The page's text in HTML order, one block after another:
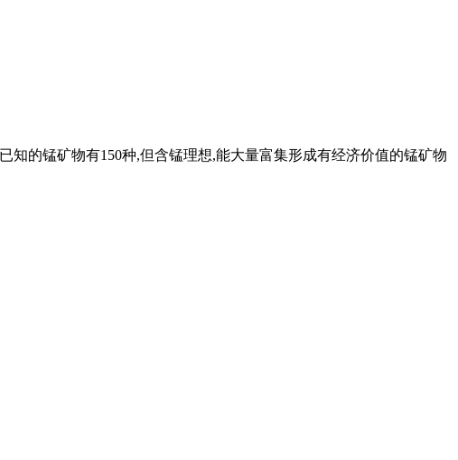
的锰矿物有150种,但含锰理想,能大量富集形成有经济价值的锰矿物